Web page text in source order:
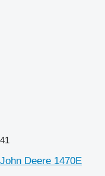
41
John Deere 1470E